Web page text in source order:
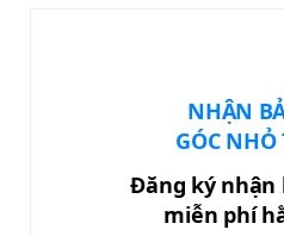
NHẬN
GÓC NHỎ
Đăng ký nhận
miễn phí